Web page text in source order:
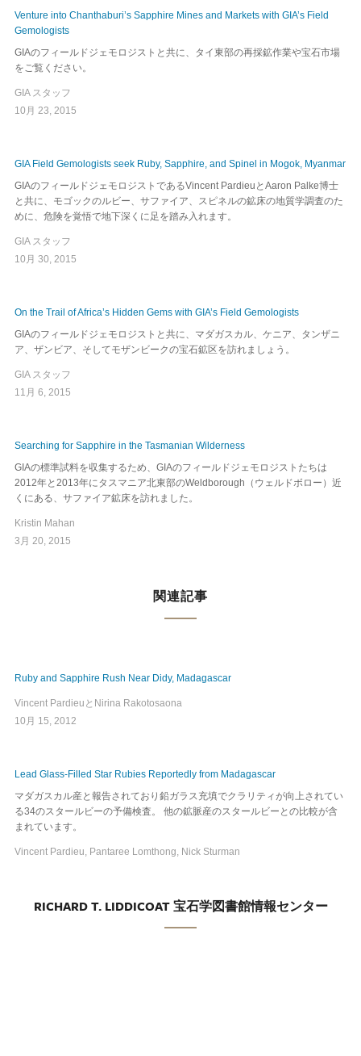
Venture into Chanthaburi’s Sapphire Mines and Markets with GIA’s Field
Gemologists
GIAのフィールドジェモロジストと共に、タイ東部の再採鉱作業や宝石市場
をご覧ください。
GIA スタッフ
10月 23, 2015
GIA Field Gemologists seek Ruby, Sapphire, and Spinel in Mogok, Myanmar
GIAのフィールドジェモロジストであるVincent PardieuとAaron Palke博士
と共に、モゴックのルビー、サファイア、スピネルの鉱床の地質学調査のた
めに、危険を覚悟で地下深くに足を踏み入れます。
GIA スタッフ
10月 30, 2015
On the Trail of Africa’s Hidden Gems with GIA’s Field Gemologists
GIAのフィールドジェモロジストと共に、マダガスカル、ケニア、タンザニ
ア、ザンビア、そしてモザンビークの宝石鉱区を訪れましょう。
GIA スタッフ
11月 6, 2015
Searching for Sapphire in the Tasmanian Wilderness
GIAの標準試料を収集するため、GIAのフィールドジェモロジストたちは
2012年と2013年にタスマニア北東部のWeldborough（ウェルドボロー）近
くにある、サファイア鉱床を訪れました。
Kristin Mahan
3月 20, 2015
関連記事
Ruby and Sapphire Rush Near Didy, Madagascar
Vincent PardieuとNirina Rakotosaona
10月 15, 2012
Lead Glass-Filled Star Rubies Reportedly from Madagascar
マダガスカル産と報告されており鉛ガラス充填でクラリティが向上されてい
る34のスタールビーの予備検査。 他の鉱脈産のスタールビーとの比較が含
まれています。
Vincent Pardieu, Pantaree Lomthong, Nick Sturman
RICHARD T. LIDDICOAT 宝石学図書館情報センター